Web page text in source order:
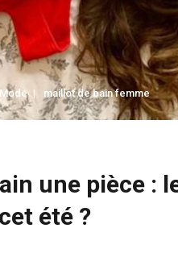
Mode maillot de bain femme
une pièce :
été ?